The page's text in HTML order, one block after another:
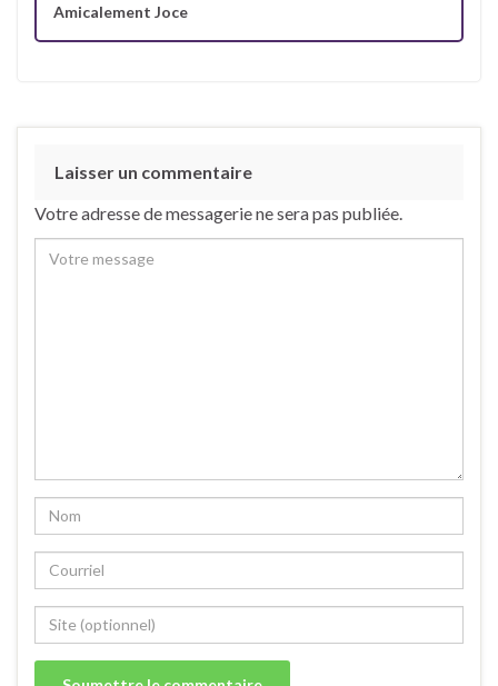
Amicalement Joce
Laisser un commentaire
Votre adresse de messagerie ne sera pas publiée.